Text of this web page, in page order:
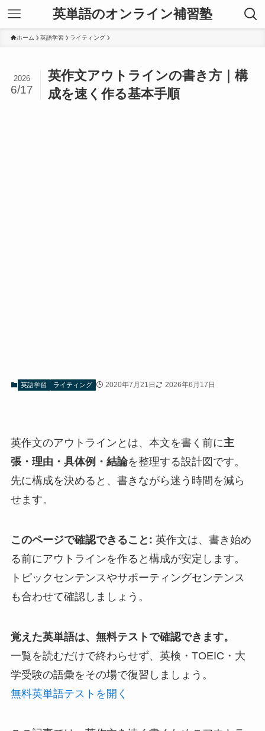
英単語のオンライン補習塾
ホーム 英語学習 ライティング
英作文アウトラインの書き方｜構
成を速く作る基本手順
2026
6/17
英語学習 ライティング 2020年7月21日 2026年6月17日
英作文のアウトラインとは、本文を書く前に主
張・理由・具体例・結論を整理する設計図です。
先に構成を決めると、書きながら迷う時間を減ら
せます。
このページで確認できること: 英作文は、書き始め
る前にアウトラインを作ると構成が安定します。
トピックセンテンスやサポーティングセンテンス
も合わせて確認しましょう。
覚えた英単語は、無料テストで確認できます。
一覧を読むだけで終わらせず、英検・TOEIC・大
学受験の語彙をその場で復習しましょう。
無料英単語テストを開く